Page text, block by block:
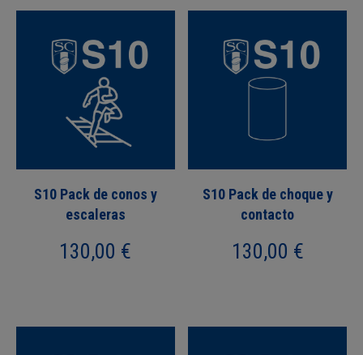
S10 Pack de conos y
escaleras
130,00 €
S10 Pack de choque y
contacto
130,00 €